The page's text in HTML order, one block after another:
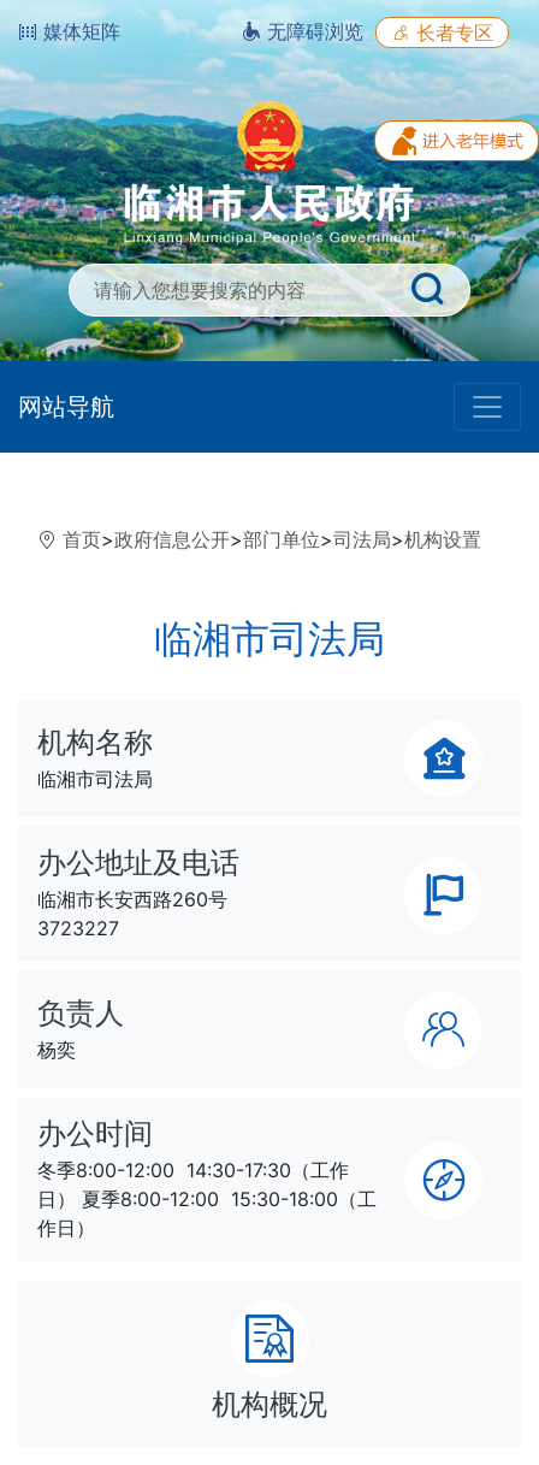
媒体矩阵 无障碍浏览 长者专区
网站导航
首页>政府信息公开>部门单位>司法局>机构设置
临湘市司法局
机构名称
临湘市司法局
办公地址及电话
临湘市长安西路260号
3723227
负责人
杨奕
办公时间
冬季8:00-12:00 14:30-17:30（工作
日） 夏季8:00-12:00 15:30-18:00（工
作日）
机构概况